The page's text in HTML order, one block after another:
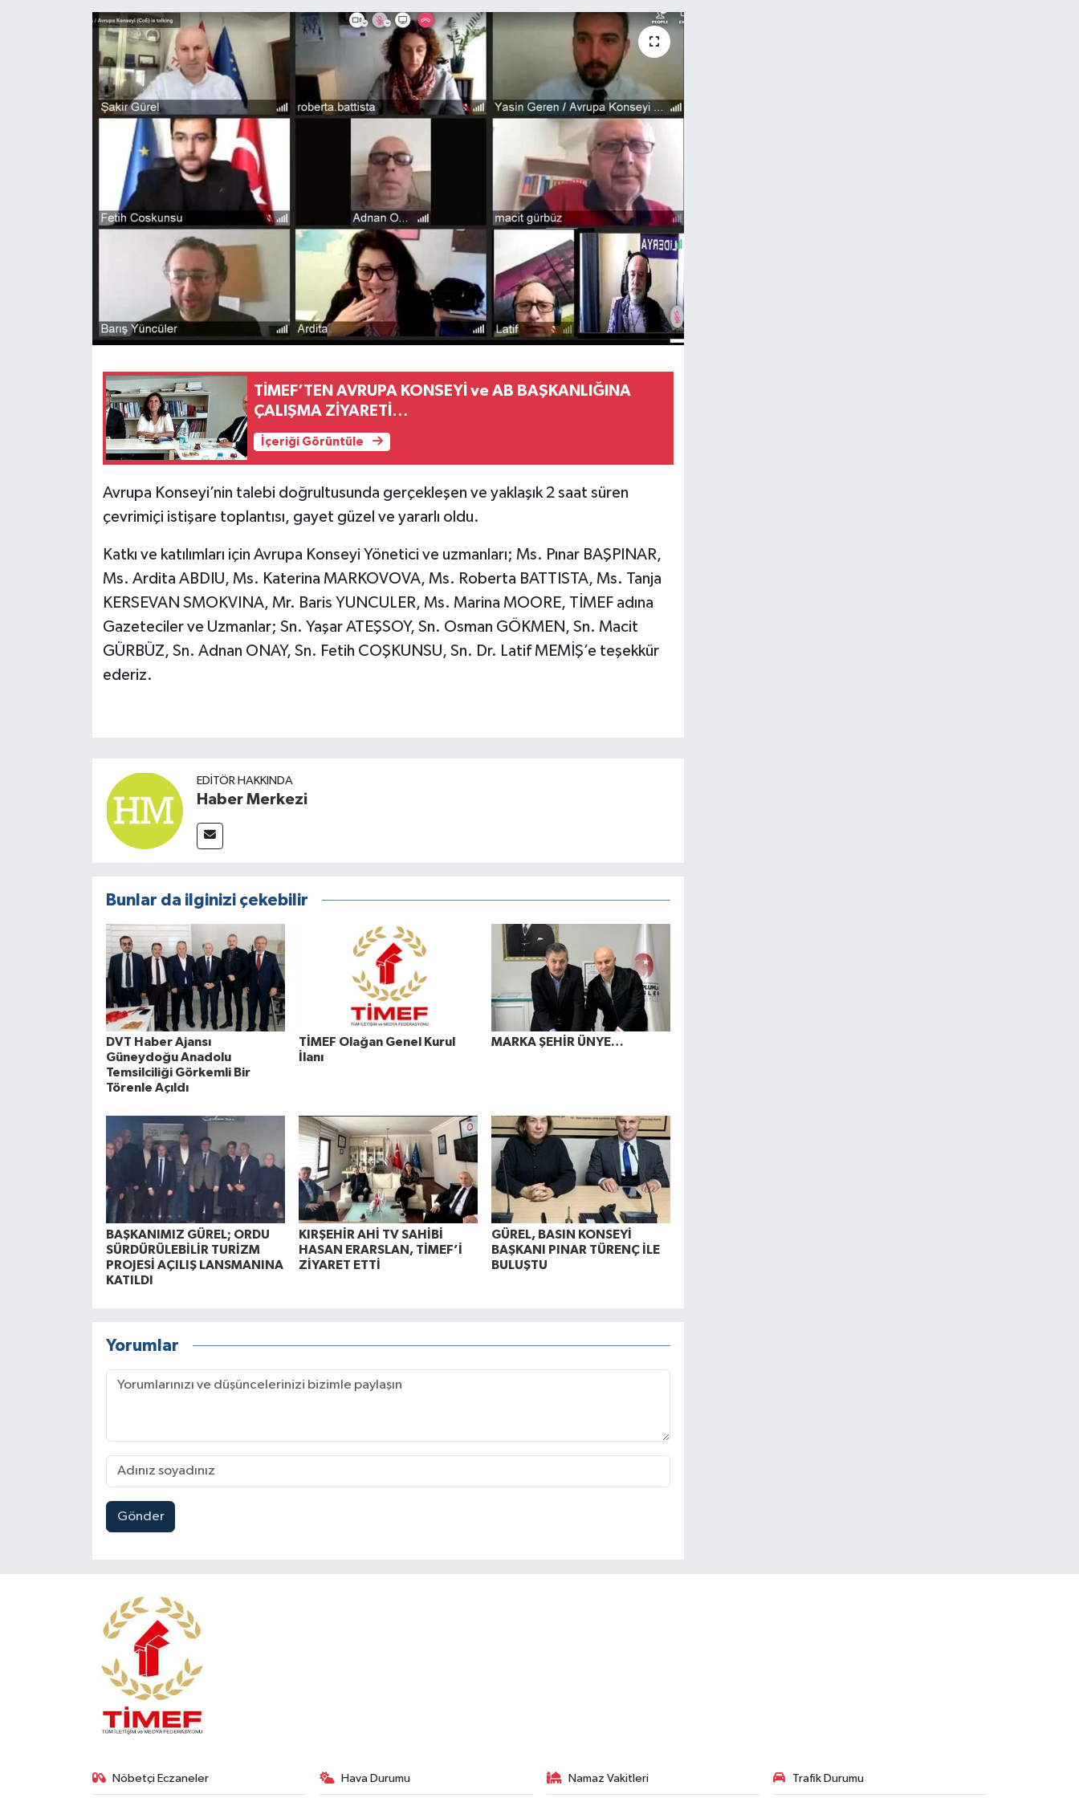
TİMEF’TEN AVRUPA KONSEYİ ve AB BAŞKANLIĞINA
ÇALIŞMA ZİYARETİ…
İçeriği Görüntüle
Avrupa Konseyi’nin talebi doğrultusunda gerçekleşen ve yaklaşık 2 saat süren
çevrimiçi istişare toplantısı, gayet güzel ve yararlı oldu.
Katkı ve katılımları için Avrupa Konseyi Yönetici ve uzmanları; Ms. Pınar BAŞPINAR,
Ms. Ardita ABDIU, Ms. Katerina MARKOVOVA, Ms. Roberta BATTISTA, Ms. Tanja
KERSEVAN SMOKVINA, Mr. Baris YUNCULER, Ms. Marina MOORE, TİMEF adına
Gazeteciler ve Uzmanlar; Sn. Yaşar ATEŞSOY, Sn. Osman GÖKMEN, Sn. Macit
GÜRBÜZ, Sn. Adnan ONAY, Sn. Fetih COŞKUNSU, Sn. Dr. Latif MEMİŞ’e teşekkür
ederiz.
EDITÖR HAKKINDA
Haber Merkezi
Bunlar da ilginizi çekebilir
DVT Haber Ajansı
Güneydoğu Anadolu
Temsilciliği Görkemli Bir
Törenle Açıldı
TİMEF Olağan Genel Kurul
İlanı
MARKA ŞEHİR ÜNYE…
BAŞKANIMIZ GÜREL; ORDU
SÜRDÜRÜLEBİLİR TURİZM
PROJESİ AÇILIŞ LANSMANINA
KATILDI
KIRŞEHİR AHİ TV SAHİBİ
HASAN ERARSLAN, TİMEF’İ
ZİYARET ETTİ
GÜREL, BASIN KONSEYİ
BAŞKANI PINAR TÜRENÇ İLE
BULUŞTU
Yorumlar
Gönder
Nöbetçi Eczaneler Hava Durumu Namaz Vakitleri Trafik Durumu
Konsorsiyum
PROJECTS
PROJELER
PROJELER İNGİLİZCE
YEREL MEDYA RAPORU